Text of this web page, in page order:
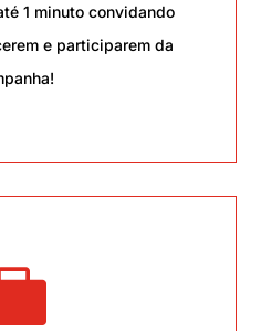
1 minuto convidando
e participarem da